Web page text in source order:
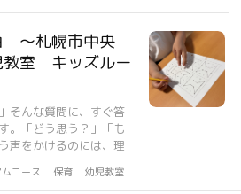
〜札幌市中央
室 キッズルー
そんな質問に、すぐ答
。「どう思う？」「も
声をかけるのには、理
コース 保育 幼児教室